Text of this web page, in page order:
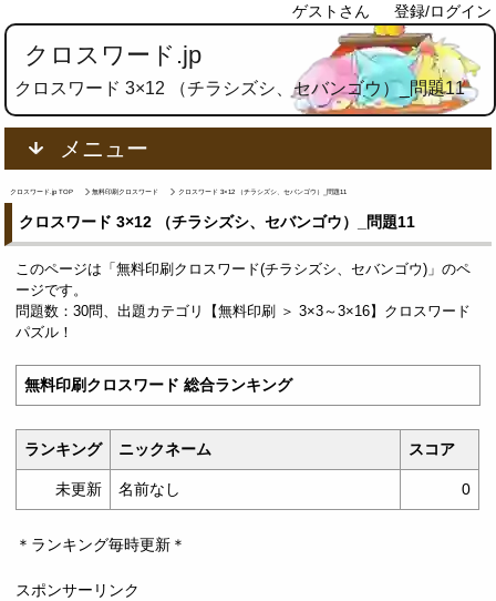
ゲストさん 登録/ログイン
クロスワード.jp
クロスワード 3×12 （チラシズシ、セバンゴウ）_問題11
メニュー
クロスワード.jp TOP 無料印刷クロスワード クロスワード 3×12 （チラシズシ、セバンゴウ）_問題11
クロスワード 3×12 （チラシズシ、セバンゴウ）_問題11
このページは「無料印刷クロスワード(チラシズシ、セバンゴウ)」のペ
ージです。
問題数：30問、出題カテゴリ【無料印刷 ＞ 3×3～3×16】クロスワード
パズル！
無料印刷クロスワード 総合ランキング
ランキング ニックネーム スコア
未更新 名前なし 0
＊ランキング毎時更新＊
スポンサーリンク